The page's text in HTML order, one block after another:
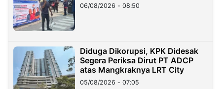
06/08/2026 - 08:50
Diduga Dikorupsi, KPK Didesak
Segera Periksa Dirut PT ADCP
atas Mangkraknya LRT City
05/08/2026 - 07:05